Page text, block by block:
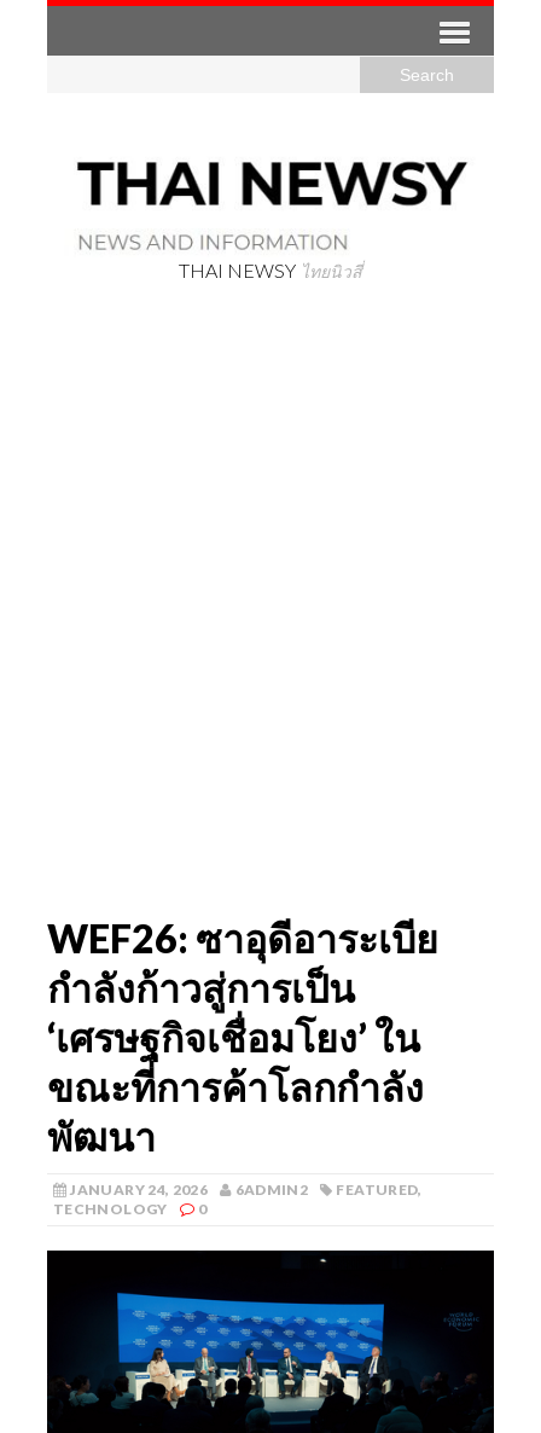
THAI NEWSY ไทยนิวสี่
WEF26: ซาอุดีอาระเบีย
กำลังก้าวสู่การเป็น
‘เศรษฐกิจเชื่อมโยง’ ใน
ขณะที่การค้าโลกกำลัง
พัฒนา
JANUARY 24, 2026 6ADMIN2 FEATURED,
TECHNOLOGY
0